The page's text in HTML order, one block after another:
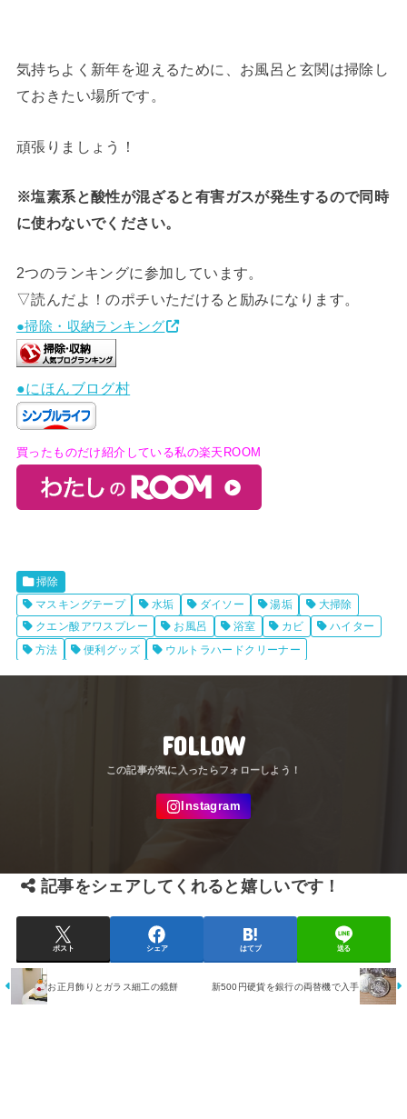
気持ちよく新年を迎えるために、お風呂と玄関は掃除し
ておきたい場所です。
頑張りましょう！
※塩素系と酸性が混ざると有害ガスが発生するので同時
に使わないでください。
2つのランキングに参加しています。
▽読んだよ！のポチいただけると励みになります。
●掃除・収納ランキング
●にほんブログ村
買ったものだけ紹介している私の楽天ROOM
掃除
マスキングテープ
水垢 ダイソー 湯垢
大掃除
クエン酸アワスプレー
お風呂 浴室 カビ
ハイター
方法
便利グッズ ウルトラハードクリーナー
FOLLOW
記事をシェアしてくれると嬉しいです！
ポスト シェア はてブ 送る
お正月飾りとガラス細工の鏡餅 新500円硬貨を銀行の両替機で入手